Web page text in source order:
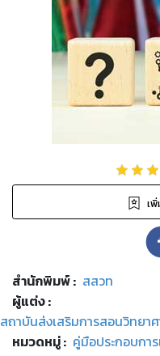
เ
สำนักพิมพ์: สสวท
ผู้แต่ง :
สถาบันส่งเสริมการสอนวิทยา
หมวดหมู่: คู่มือประกอบกา